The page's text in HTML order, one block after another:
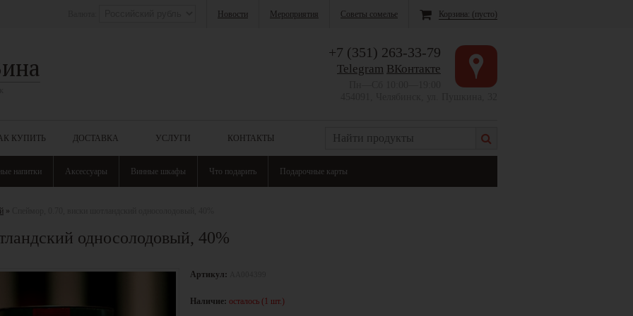
Новости Мероприятия Советы сомелье Корзина: (пусто)
+7 (351) 263-33-79
Telegram ВКонтакте
КУПИТЬ ДОСТАВКА УСЛУГИ КОНТАКТЫ
напитки Аксессуары Винные шкафы Что подарить Подарочные карты
»
односолодовый, 40%
Артикул:
Наличие: осталось (1 шт.)